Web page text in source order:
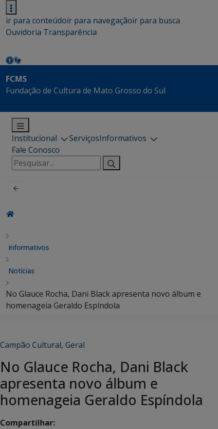
ir para conteúdoir para navegaçãoir para busca
Ouvidoria Transparência
FCMS
Fundação de Cultura de Mato Grosso do Sul
Institucional ServiçosInformativos
Fale Conosco
Pesquisar
por:
Informativos
Notícias
No Glauce Rocha, Dani Black apresenta novo álbum e
homenageia Geraldo Espíndola
Campão Cultural, Geral
No Glauce Rocha, Dani Black
apresenta novo álbum e
homenageia Geraldo Espíndola
Compartilhar: